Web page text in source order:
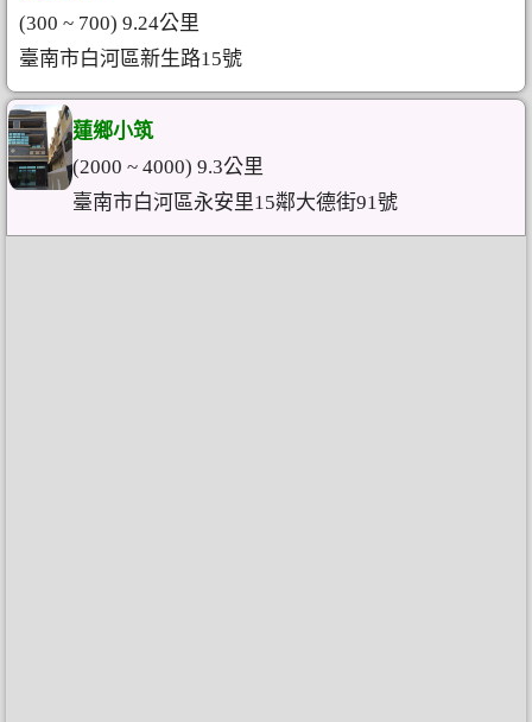
(300 ~ 700) 9.24公里
臺南市白河區新生路15號
蓮鄉小筑
(2000 ~ 4000) 9.3公里
臺南市白河區永安里15鄰大德街91號